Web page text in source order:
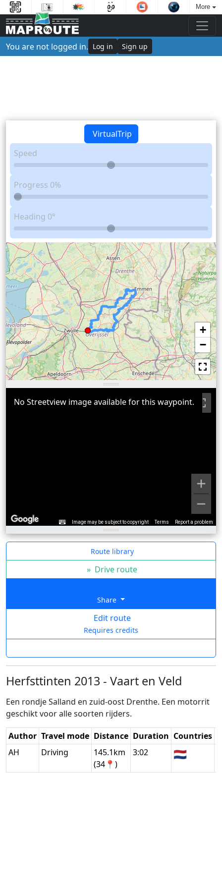
More
You are not logged in. Log in Sign up
VirtualTrip
Speed
Progress 0%
Heading 0°
+
−
Image may be subject to copyright Terms Report a problem
No Streetview image available for this waypoint.
Route library
» Drive route
Share
Edit route
Requires credits
Herfsttinten 2013 - Vaart en Veld
Een rondje Salland en zuid-oost Drenthe. Een motorrit
geschikt voor alle soorten rijders.
Author Travel mode Distance Duration Countries
AH
Driving
145.1km
(34📍)
3:02 🇳🇱